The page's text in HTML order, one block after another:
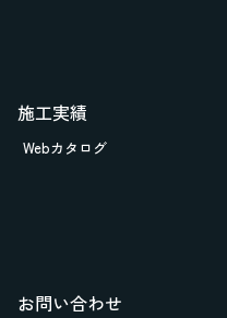
施工実績
Webカタログ
お問い合わせ